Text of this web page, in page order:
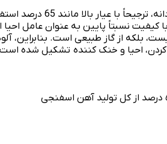
بالا مانند 65 درصد استفاده می‌شود.
نسبتاً پایین به عنوان عامل
احیا و خنک کننده تشکیل شده